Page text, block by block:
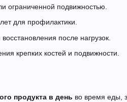
ограниченной подвижностью.
для профилактики.
после нагрузок.
крепких костей и подвижности.
продукта в день во время еды,